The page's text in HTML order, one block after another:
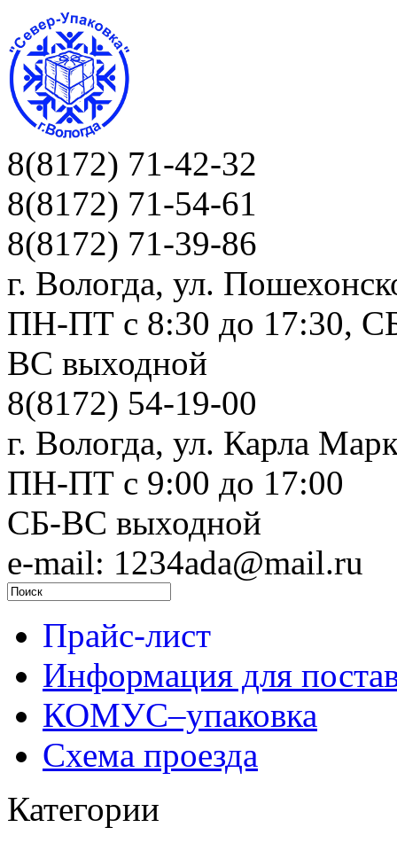
8(8172) 71-42-32
8(8172) 71-54-61
8(8172) 71-39-86
г. Вологда, ул.
ПН-ПТ c 8:30 до 17:30,
ВС выходной
8(8172) 54-19-00
г. Вологда, ул. Карла
ПН-ПТ c 9:00 до 17:00
СБ-ВС выходной
e-mail: 1234ada@mail.ru
Прайс-лист
Информация для
КОМУС–упаковка
Схема проезда
Категории